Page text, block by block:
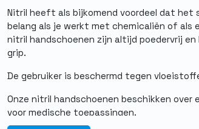
Nitril heeft als bijkomend voordeel dat
belang als je werkt met chemicaliën of als
nitril handschoenen zijn altijd poedervrij
grip.
De gebruiker is beschermd tegen
Onze nitril handschoenen beschikken over
voor medische toepassingen.